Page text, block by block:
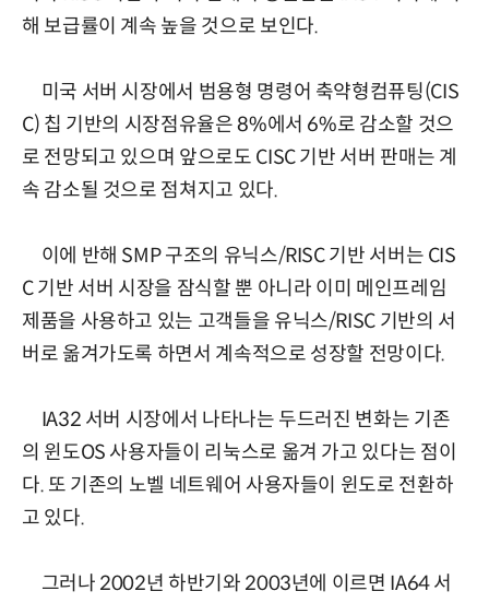
해 보급률이 계속 높을 것으로 보인다.
미국 서버 시장에서 범용형 명령어 축약형컴퓨팅(CIS
C) 칩 기반의 시장점유율은 8%에서 6%로 감소할 것으
로 전망되고 있으며 앞으로도 CISC 기반 서버 판매는 계
속 감소될 것으로 점쳐지고 있다.
이에 반해 SMP 구조의 유닉스/RISC 기반 서버는 CIS
C 기반 서버 시장을 잠식할 뿐 아니라 이미 메인프레임
제품을 사용하고 있는 고객들을 유닉스/RISC 기반의 서
버로 옮겨가도록 하면서 계속적으로 성장할 전망이다.
IA32 서버 시장에서 나타나는 두드러진 변화는 기존
의 윈도OS 사용자들이 리눅스로 옮겨 가고 있다는 점이
다. 또 기존의 노벨 네트웨어 사용자들이 윈도로 전환하
고 있다.
그러나 2002년 하반기와 2003년에 이르면 IA64 서